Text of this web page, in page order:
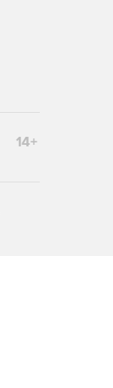
14+